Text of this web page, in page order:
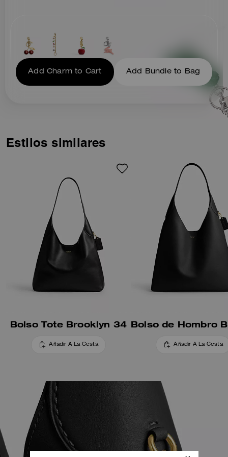
Add Charm to Cart Add Bundle to Bag
Estilos similares
Bolso Tote Brooklyn 34
Añadir A La Cesta Añadir A La Cesta